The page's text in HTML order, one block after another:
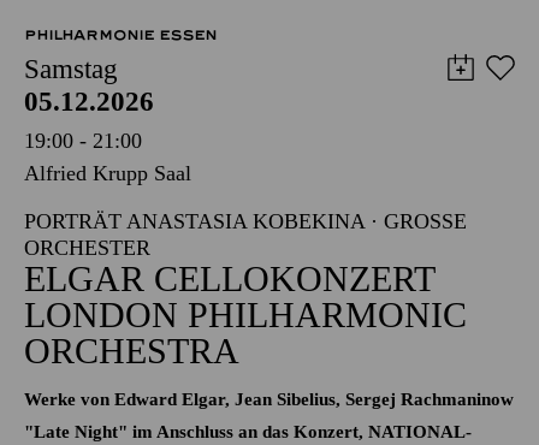
27,00 24,00 21,00 18,00
PHILHARMONIE ESSEN
Samstag
05.12.2026
19:00 - 21:00
Alfried Krupp Saal
PORTRÄT ANASTASIA KOBEKINA · GROSSE O
RCHESTER
ELGAR CELLOKONZERT
LONDON PHILHARMONIC
ORCHESTRA